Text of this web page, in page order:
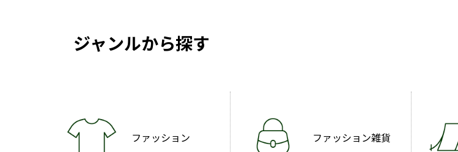
ジャンルから探す
ファッション ファッション雑貨